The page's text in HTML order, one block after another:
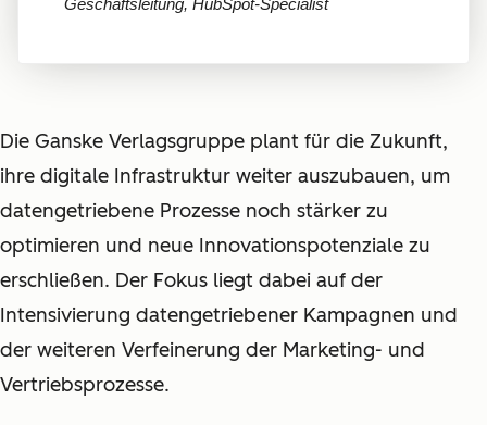
Geschäftsleitung, HubSpot-Specialist
Die Ganske Verlagsgruppe plant für die Zukunft,
ihre digitale Infrastruktur weiter auszubauen, um
datengetriebene Prozesse noch stärker zu
optimieren und neue Innovationspotenziale zu
erschließen. Der Fokus liegt dabei auf der
Intensivierung datengetriebener Kampagnen und
der weiteren Verfeinerung der Marketing- und
Vertriebsprozesse.